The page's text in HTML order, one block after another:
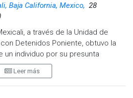
Baja California, Mexico, 28
a través de la Unidad de
Detenidos Poniente, obtuvo la
un individuo por su presunta
de abuso sexual.
Leer más